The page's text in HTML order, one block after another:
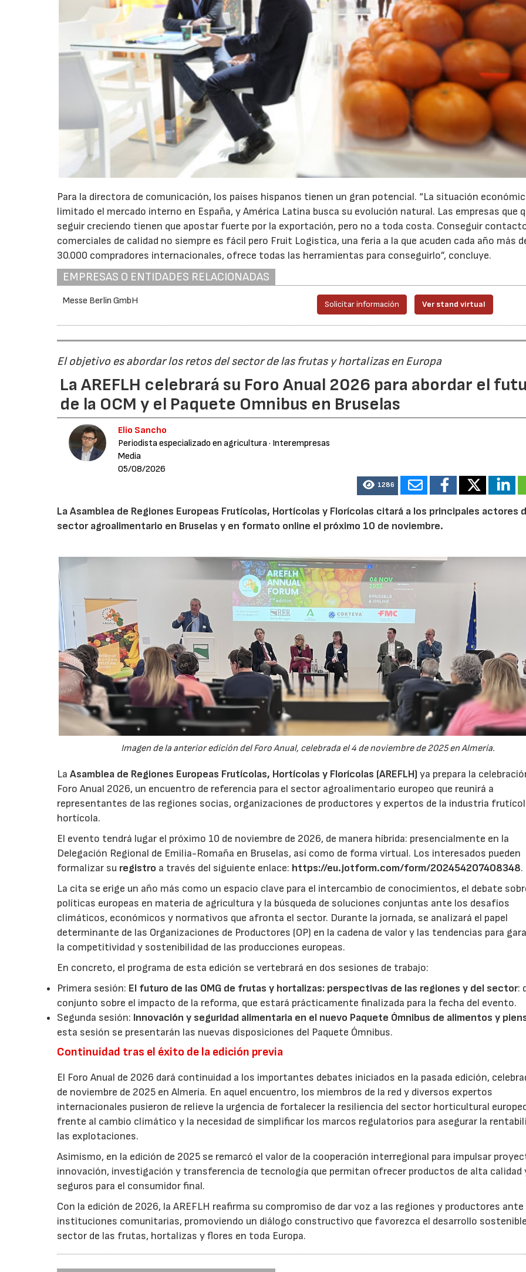
Para la directora de comunicación, los países hispanos tienen un gran potencial. “La situación
limitado el mercado interno en España, y América Latina busca su evolución natural. Las empresas que
seguir creciendo tienen que apostar fuerte por la exportación, pero no a toda costa. Conseguir
comerciales de calidad no siempre es fácil pero Fruit Logistica, una feria a la que acuden cada año más
30.000 compradores internacionales, ofrece todas las herramientas para conseguirlo”, concluye.
EMPRESAS O ENTIDADES RELACIONADAS
Messe Berlin GmbH Solicitar información Ver stand virtual
El objetivo es abordar los retos del sector de las frutas y hortalizas en Europa
La AREFLH celebrará su Foro Anual 2026 para abordar el
de la OCM y el Paquete Omnibus en Bruselas
Elio Sancho
Periodista especializado en agricultura· Interempresas
Media
05/08/2026
1286
La Asamblea de Regiones Europeas Frutícolas, Hortícolas y Florícolas citará a los principales actores
sector agroalimentario en Bruselas y en formato online el próximo 10 de noviembre.
Imagen de la anterior edición del Foro Anual, celebrada el 4 de noviembre de 2025 en Almería.
LaAsamblea de Regiones Europeas Frutícolas, Hortícolas y Florícolas (AREFLH)ya prepara la
Foro Anual 2026, un encuentro de referencia para el sector agroalimentario europeo que reunirá a
representantes de las regiones socias, organizaciones de productores y expertos de la industria
hortícola.
El evento tendrá lugar el próximo 10 de noviembre de 2026, de manera híbrida: presencialmente en la
Delegación Regional de Emilia-Romaña en Bruselas, así como de forma virtual. Los interesados pueden
formalizar su registro a través del siguiente enlace: https://eu.jotform.com/form/202454207408348.
La cita se erige un año más como un espacio clave para el intercambio de conocimientos, el debate
políticas europeas en materia de agricultura y la búsqueda de soluciones conjuntas ante los desafíos
climáticos, económicos y normativos que afronta el sector. Durante la jornada, se analizará el papel
determinante de las Organizaciones de Productores (OP) en la cadena de valor y las tendencias para
la competitividad y sostenibilidad de las producciones europeas.
En concreto, el programa de esta edición se vertebrará en dos sesiones de trabajo:
Primera sesión: El futuro de las OMG de frutas y hortalizas: perspectivas de las regiones y del sector:
conjunto sobre el impacto de la reforma, que estará prácticamente finalizada para la fecha del evento.
Segunda sesión: Innovación y seguridad alimentaria en el nuevo Paquete Ómnibus de alimentos y
esta sesión se presentarán las nuevas disposiciones del Paquete Ómnibus.
Continuidad tras el éxito de la edición previa
El Foro Anual de 2026 dará continuidad a los importantes debates iniciados en la pasada edición,
de noviembre de 2025 en Almería. En aquel encuentro, los miembros de la red y diversos expertos
internacionales pusieron de relieve la urgencia de fortalecer la resiliencia del sector horticultural
frente al cambio climático y la necesidad de simplificar los marcos regulatorios para asegurar la
las explotaciones.
Asimismo, en la edición de 2025 se remarcó el valor de la cooperación interregional para impulsar
innovación, investigación y transferencia de tecnología que permitan ofrecer productos de alta calidad
seguros para el consumidor final.
Con la edición de 2026, la AREFLH reafirma su compromiso de dar voz a las regiones y productores ante
instituciones comunitarias, promoviendo un diálogo constructivo que favorezca el desarrollo
sector de las frutas, hortalizas y flores en toda Europa.